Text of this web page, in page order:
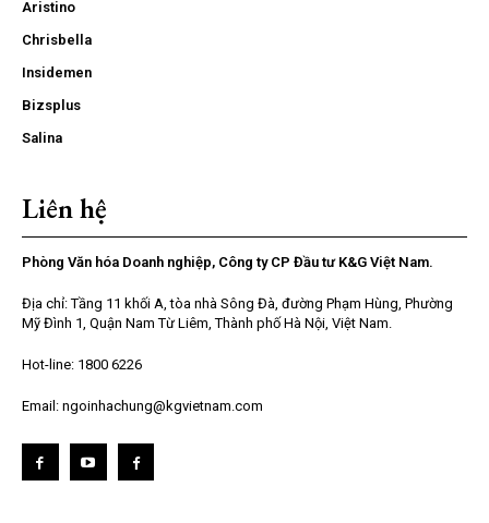
Aristino
Chrisbella
Insidemen
Bizsplus
Salina
Liên hệ
Phòng Văn hóa Doanh nghiệp, Công ty CP Đầu tư K&G Việt Nam.
Địa chỉ: Tầng 11 khối A, tòa nhà Sông Đà, đường Phạm Hùng, Phường
Mỹ Đình 1, Quận Nam Từ Liêm, Thành phố Hà Nội, Việt Nam.
Hot-line: 1800 6226
Email: ngoinhachung@kgvietnam.com